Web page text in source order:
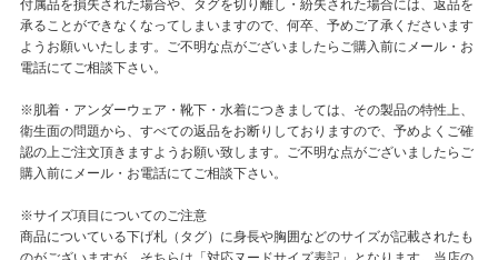
付属品を損失された場合や、タグを切り離し・紛失された場合には、返品を
承ることができなくなってしまいますので、何卒、予めご了承くださいます
ようお願いいたします。ご不明な点がございましたらご購入前にメール・お
電話にてご相談下さい。
※肌着・アンダーウェア・靴下・水着につきましては、その製品の特性上、
衛生面の問題から、すべての返品をお断りしておりますので、予めよくご確
認の上ご注文頂きますようお願い致します。ご不明な点がございましたらご
購入前にメール・お電話にてご相談下さい。
※サイズ項目についてのご注意
商品についている下げ札（タグ）に身長や胸囲などのサイズが記載されたも